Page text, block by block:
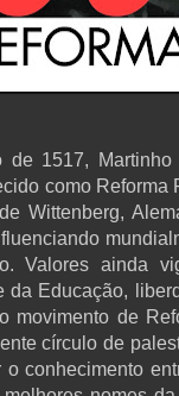
1517, Martinho
como Reforma
Wittenberg,
Valores ainda
da Educação,
movimento de
círculo de
conhecimento